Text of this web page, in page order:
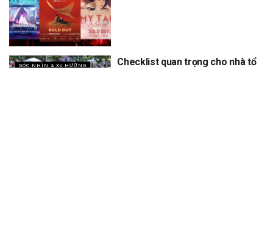
GÓC NHÌN & XU HƯỚNG
Checklist quan trọng cho nhà tổ